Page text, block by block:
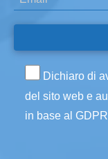
Dichiaro di
del sito web e
in base al